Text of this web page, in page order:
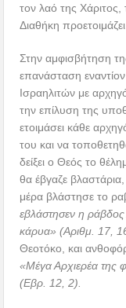
τον λαό της
Διαθήκη
Στην αμφισβήτηση
επανάσταση
Ισραηλιτών με
την επίλυση της
ετοιμάσει κάθε
του και να
δείξει ο Θεός το
θα έβγαζε
μέρα βλάστησε το
εβλάστησεν η
κάρυα» (Αριθμ. 17,
Θεοτόκο, και
«Μέγα Αρχιερέα της
(Εβρ. 12, 2).